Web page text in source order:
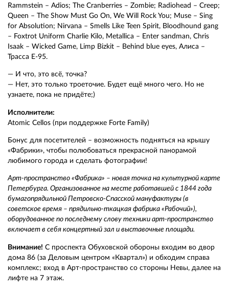
Rammstein – Adios; The Cranberries – Zombie; Radiohead – Creep;
Queen – The Show Must Go On, We Will Rock You; Muse – Sing
for Absolution; Nirvana – Smells Like Teen Spirit, Bloodhound gang
– Foxtrot Uniform Charlie Kilo, Metallica – Enter sandman, Chris
Isaak – Wicked Game, Limp Bizkit – Behind blue eyes, Алиса –
Трасса E-95.
— И что, это всё, точка?
— Нет, это только троеточие. Будет ещё много чего. Но не
узнаете, пока не придёте;)
Исполнители:
Atomic Cellos (при поддержке Forte Family)
Бонус для посетителей – возможность подняться на крышу
«Фабрики», чтобы полюбоваться прекрасной панорамой
любимого города и сделать фотографии!
Арт-пространство «Фабрика» – новая точка на культурной карте
Петербурга. Организованное на месте работавшей с 1844 года
бумагопрядильной Петровско-Спасской мануфактуры (в
советское время – прядильно-ткацкая фабрика «Рабочий»),
оборудованное по последнему слову техники арт-пространство
включает в себя концертный зал и выставочные площади.
Внимание! С проспекта Обуховской обороны входим во двор
дома 86 (за Деловым центром «Квартал») и обходим справа
комплекс; вход в Арт-пространство со стороны Невы, далее на
лифте на 7 этаж.